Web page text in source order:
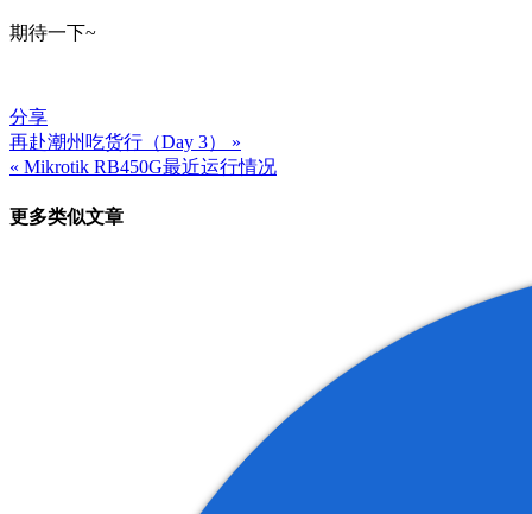
期待一下~
分享
文
章
导
再赴潮州吃货行（Day 3） »
« Mikrotik RB450G最近运行情况
更多类似文章